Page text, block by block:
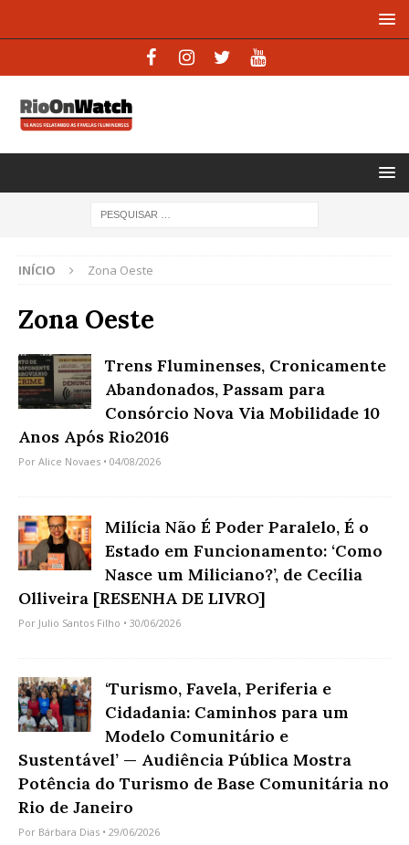
INÍCIO Zona Oeste
Zona Oeste
Trens Fluminenses, Cronicamente
Abandonados, Passam para
Consórcio Nova Via Mobilidade 10
Anos Após Rio2016
Por Alice Novaes • 04/08/2026
Milícia Não É Poder Paralelo, É o
Estado em Funcionamento: ‘Como
Nasce um Miliciano?’, de Cecília
Olliveira [RESENHA DE LIVRO]
Por Julio Santos Filho • 30/06/2026
‘Turismo, Favela, Periferia e
Cidadania: Caminhos para um
Modelo Comunitário e
Sustentável’ — Audiência Pública Mostra
Potência do Turismo de Base Comunitária no
Rio de Janeiro
Por Bárbara Dias • 29/06/2026